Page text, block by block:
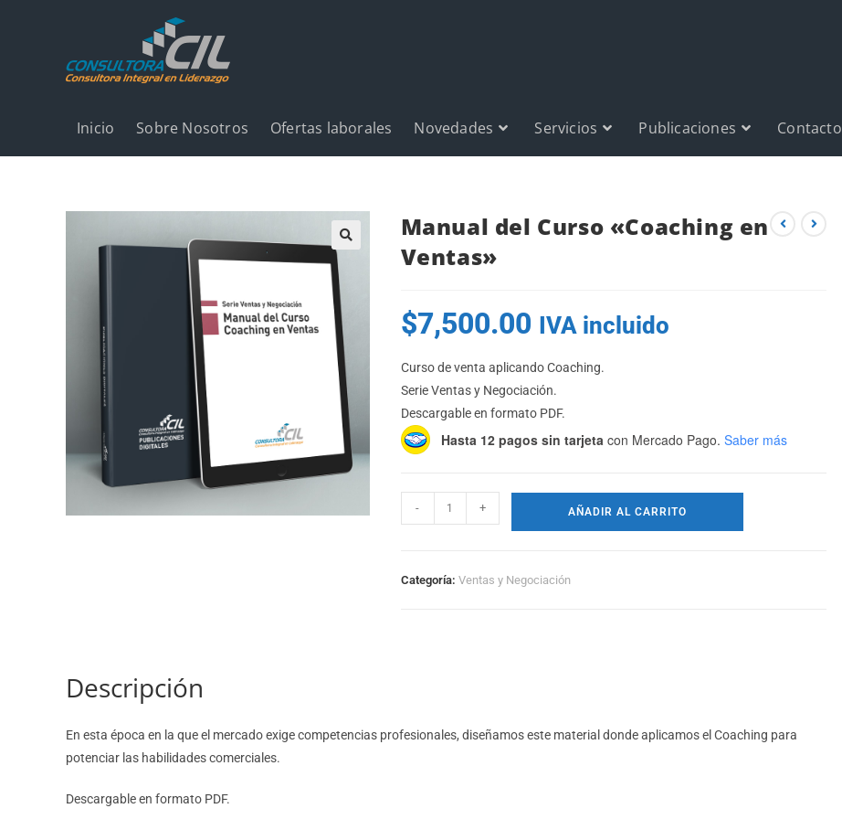
Inicio Sobre Nosotros Ofertas laborales Novedades Servicios Publicaciones Contacto
Manual del Curso «Coaching en
Ventas»
$7,500.00 IVA incluido
Curso de venta aplicando Coaching.
Serie Ventas y Negociación.
Descargable en formato PDF.
Hasta 12 pagos sin tarjeta con Mercado Pago. Saber más
- + AÑADIR AL CARRITO
Categoría: Ventas y Negociación
Descripción
En esta época en la que el mercado exige competencias profesionales, diseñamos este material donde aplicamos el Coaching para
potenciar las habilidades comerciales.
Descargable en formato PDF.